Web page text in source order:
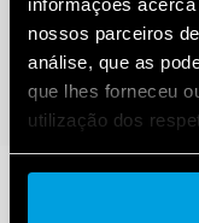
nossos parceiros
análise, que as
que lhes forneceu
utilização dos
Cookie policy.